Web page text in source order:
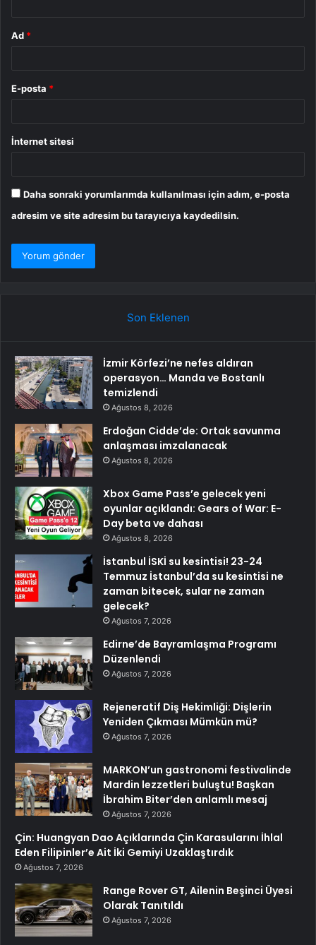
Ad *
E-posta *
İnternet sitesi
Daha sonraki yorumlarımda kullanılması için adım, e-posta
adresim ve site adresim bu tarayıcıya kaydedilsin.
Son Eklenen
İzmir Körfezi’ne nefes aldıran
operasyon… Manda ve Bostanlı
temizlendi
Ağustos 8, 2026
Erdoğan Cidde’de: Ortak savunma
anlaşması imzalanacak
Ağustos 8, 2026
Xbox Game Pass’e gelecek yeni
oyunlar açıklandı: Gears of War: E-
Day beta ve dahası
Ağustos 8, 2026
İstanbul İSKİ su kesintisi! 23-24
Temmuz İstanbul’da su kesintisi ne
zaman bitecek, sular ne zaman
gelecek?
Ağustos 7, 2026
Edirne’de Bayramlaşma Programı
Düzenlendi
Ağustos 7, 2026
Rejeneratif Diş Hekimliği: Dişlerin
Yeniden Çıkması Mümkün mü?
Ağustos 7, 2026
MARKON’un gastronomi festivalinde
Mardin lezzetleri buluştu! Başkan
İbrahim Biter’den anlamlı mesaj
Ağustos 7, 2026
Çin: Huangyan Dao Açıklarında Çin Karasularını İhlal
Eden Filipinler’e Ait İki Gemiyi Uzaklaştırdık
Ağustos 7, 2026
Range Rover GT, Ailenin Beşinci Üyesi
Olarak Tanıtıldı
Ağustos 7, 2026